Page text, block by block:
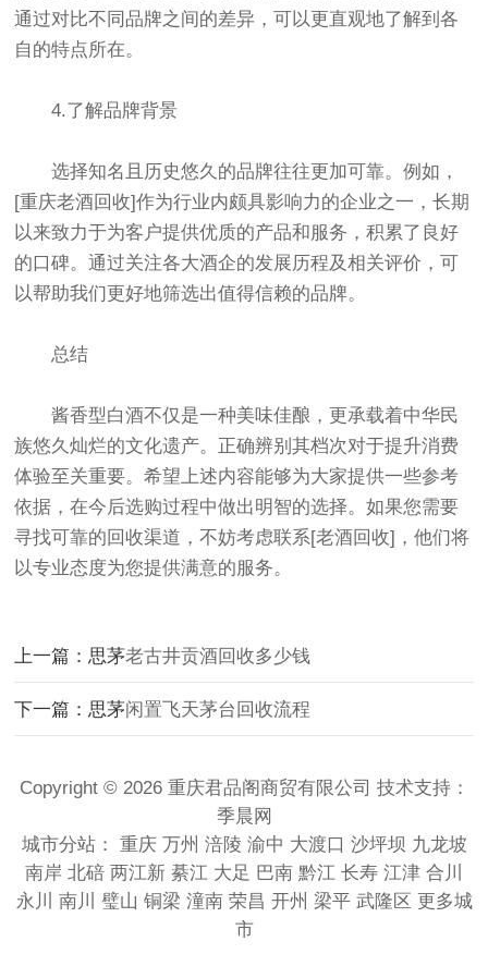
通过对比不同品牌之间的差异，可以更直观地了解到各
自的特点所在。
4.了解品牌背景
选择知名且历史悠久的品牌往往更加可靠。例如，
[重庆老酒回收]作为行业内颇具影响力的企业之一，长期
以来致力于为客户提供优质的产品和服务，积累了良好
的口碑。通过关注各大酒企的发展历程及相关评价，可
以帮助我们更好地筛选出值得信赖的品牌。
总结
酱香型白酒不仅是一种美味佳酿，更承载着中华民
族悠久灿烂的文化遗产。正确辨别其档次对于提升消费
体验至关重要。希望上述内容能够为大家提供一些参考
依据，在今后选购过程中做出明智的选择。如果您需要
寻找可靠的回收渠道，不妨考虑联系[老酒回收]，他们将
以专业态度为您提供满意的服务。
上一篇：思茅老古井贡酒回收多少钱
下一篇：思茅闲置飞天茅台回收流程
Copyright © 2026 重庆君品阁商贸有限公司 技术支持：
季晨网
城市分站： 重庆 万州 涪陵 渝中 大渡口 沙坪坝 九龙坡
南岸 北碚 两江新 綦江 大足 巴南 黔江 长寿 江津 合川
永川
南川 璧山 铜梁 潼南 荣昌 开州 梁平 武隆区 更多城
市